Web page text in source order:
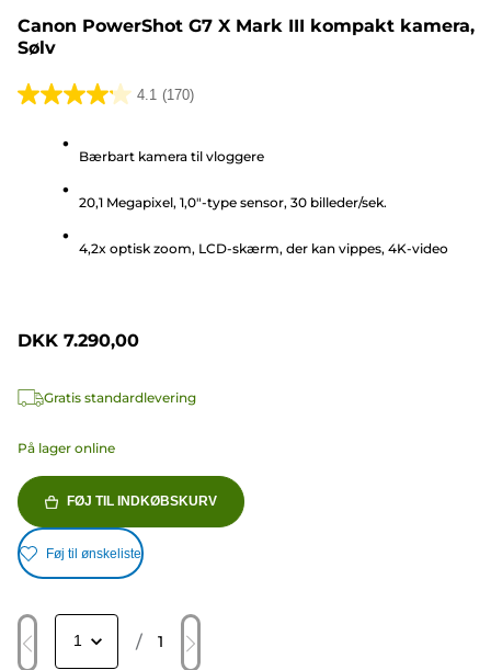
Canon PowerShot G7 X Mark III kompakt kamera,
Sølv
4.1 (170)
4.1
stjerner.
anmeldelser
Bærbart kamera til vloggere
20,1 Megapixel, 1,0"-type sensor, 30 billeder/sek.
4,2x optisk zoom, LCD-skærm, der kan vippes, 4K-video
DKK 7.290,00
Gratis standardlevering
På lager online
FØJ TIL INDKØBSKURV
Føj til ønskeliste
/ 1